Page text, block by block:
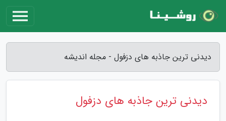
دیدنی ترین جاذبه های دزفول - مجله اندیشه
دیدنی ترین جاذبه های دزفول